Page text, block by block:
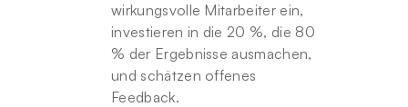
wirkungsvolle Mitarbeiter ein,
investieren in die 20 %, die 80
% der Ergebnisse ausmachen,
und schätzen offenes
Feedback.